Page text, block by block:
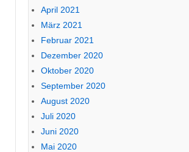
April 2021
März 2021
Februar 2021
Dezember 2020
Oktober 2020
September 2020
August 2020
Juli 2020
Juni 2020
Mai 2020